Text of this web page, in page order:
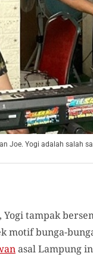
Joe. Yogi adalah salah
Yogi tampak
motif bunga-
asal Lampung